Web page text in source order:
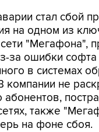
стал сбой
на одном из
"Мегафона",
за ошибки
в системах
компании не
абонентов,
также
на фоне сбоя.